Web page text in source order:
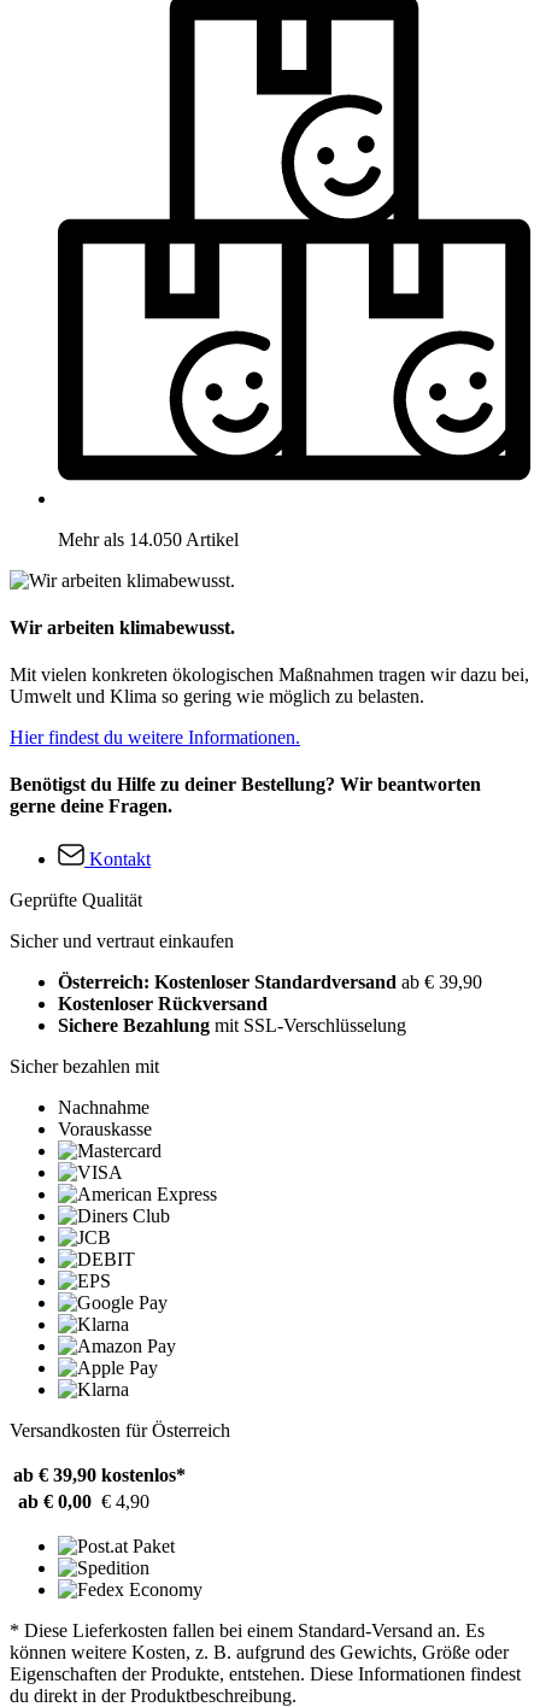
Mehr als 14.050 Artikel
Wir arbeiten klimabewusst.
Mit vielen konkreten ökologischen Maßnahmen tragen wir dazu bei,
Umwelt und Klima so gering wie möglich zu belasten.
Hier findest du weitere Informationen.
Benötigst du Hilfe zu deiner Bestellung? Wir beantworten
gerne deine Fragen.
Kontakt
Geprüfte Qualität
Sicher und vertraut einkaufen
Österreich: Kostenloser Standardversand ab € 39,90
Kostenloser Rückversand
Sichere Bezahlung mit SSL-Verschlüsselung
Sicher bezahlen mit
Nachnahme
Vorauskasse
Versandkosten für Österreich
ab € 39,90 kostenlos*
ab € 0,00 € 4,90
* Diese Lieferkosten fallen bei einem Standard-Versand an. Es
können weitere Kosten, z. B. aufgrund des Gewichts, Größe oder
Eigenschaften der Produkte, entstehen. Diese Informationen findest
du direkt in der Produktbeschreibung.